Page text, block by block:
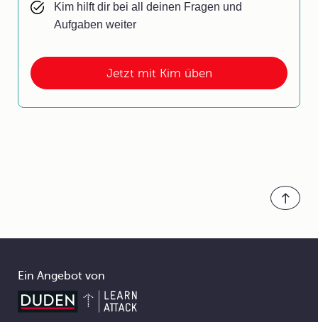
Jetzt mit Kim üben
Kim hilft dir bei all deinen Fragen und
Aufgaben weiter
Ein Angebot von